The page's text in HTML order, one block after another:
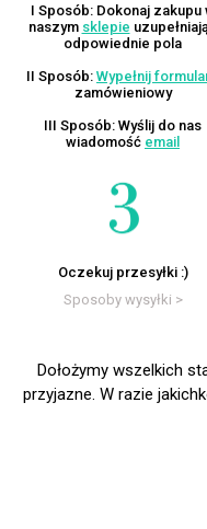
I Sposób: Dokonaj zakupu
naszym sklepie
odpowiednie pola
II Sposób: Wypełnij
zamówieniowy
III Sposób: Wyślij do nas
wiadomość email
Oczekuj przesyłki :)
Sposoby wysyłki >
Dołożymy wszelkich
przyjazne. W razie